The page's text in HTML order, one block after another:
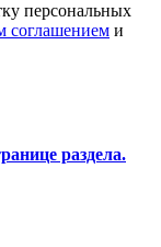
персональных
соглашением и
раздела.